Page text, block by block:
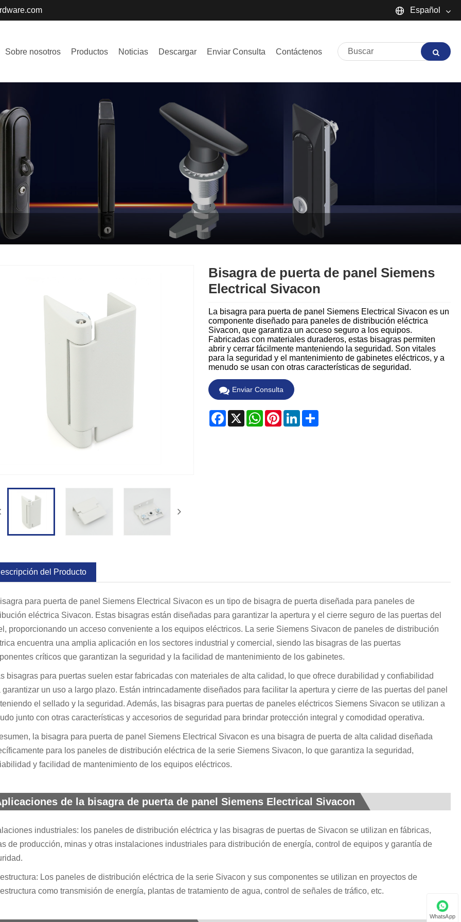
Español
Italiano
Svenska
magyar
Malay
Sobre nosotros Productos Noticias Descargar Enviar Consulta Contáctenos
Bisagra de puerta de panel Siemens
Electrical Sivacon
La bisagra para puerta de panel Siemens Electrical Sivacon es un
componente diseñado para paneles de distribución eléctrica
Sivacon, que garantiza un acceso seguro a los equipos.
Fabricadas con materiales duraderos, estas bisagras permiten
abrir y cerrar fácilmente manteniendo la seguridad. Son vitales
para la seguridad y el mantenimiento de gabinetes eléctricos, y a
menudo se usan con otras características de seguridad.
Enviar Consulta
Facebook
X WhatsApp
PinterestLinkedInShare
del Producto
para puerta de panel Siemens Electrical Sivacon es un tipo de bisagra de puerta diseñada para paneles de
eléctrica Sivacon. Estas bisagras están diseñadas para garantizar la apertura y el cierre seguro de las puertas del
proporcionando un acceso conveniente a los equipos eléctricos. La serie Siemens Sivacon de paneles de distribución
encuentra una amplia aplicación en los sectores industrial y comercial, siendo las bisagras de las puertas
críticos que garantizan la seguridad y la facilidad de mantenimiento de los gabinetes.
bisagras para puertas suelen estar fabricadas con materiales de alta calidad, lo que ofrece durabilidad y confiabilidad
garantizar un uso a largo plazo. Están intrincadamente diseñados para facilitar la apertura y cierre de las puertas del panel
el sellado y la seguridad. Además, las bisagras para puertas de paneles eléctricos Siemens Sivacon se utilizan a
junto con otras características y accesorios de seguridad para brindar protección integral y comodidad operativa.
la bisagra para puerta de panel Siemens Electrical Sivacon es una bisagra de puerta de alta calidad diseñada
para los paneles de distribución eléctrica de la serie Siemens Sivacon, lo que garantiza la seguridad,
y facilidad de mantenimiento de los equipos eléctricos.
de la bisagra de puerta de panel Siemens Electrical Sivacon
industriales: los paneles de distribución eléctrica y las bisagras de puertas de Sivacon se utilizan en fábricas,
de producción, minas y otras instalaciones industriales para distribución de energía, control de equipos y garantía de
Los paneles de distribución eléctrica de la serie Sivacon y sus componentes se utilizan en proyectos de
como transmisión de energía, plantas de tratamiento de agua, control de señales de tráfico, etc.
WhatsApp